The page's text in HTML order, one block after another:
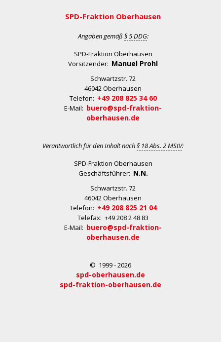
SPD-Fraktion Oberhausen
Angaben gemäß § 5 DDG:
SPD-Fraktion Oberhausen
Vorsitzender: Manuel Prohl
Schwartzstr. 72
46042 Oberhausen
Telefon: +49 208 825 34 60
E-Mail: buero@spd-fraktion-
oberhausen.de
Verantwortlich für den Inhalt nach§ 18 Abs. 2 MStV:
SPD-Fraktion Oberhausen
Geschäftsführer: N.N.
Schwartzstr. 72
46042 Oberhausen
Telefon: +49 208 825 21 04
Telefax: +49 208 2 48 83
E-Mail: buero@spd-fraktion-
oberhausen.de
© 1999 - 2026
spd-oberhausen.de
spd-fraktion-oberhausen.de